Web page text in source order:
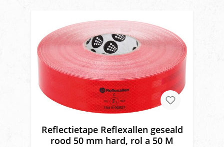
Reflectietape Reflexallen geseald
rood 50 mm hard, rol a 50 M